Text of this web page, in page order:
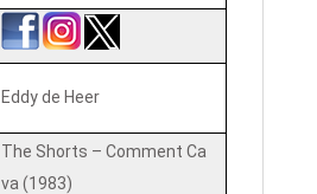
Eddy de Heer
The Shorts – Comment Ca
va (1983)